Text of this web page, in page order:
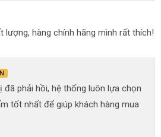
lượng, hàng chính hãng mình rất thích!
đã phải hồi, hệ thống luôn lựa chọn
tốt nhất để giúp khách hàng mua